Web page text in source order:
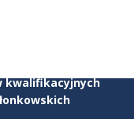
kwalifikacyjnych